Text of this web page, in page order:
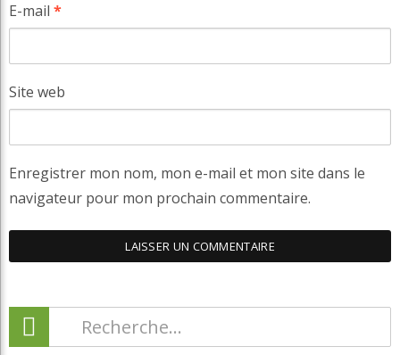
E-mail *
Site web
Enregistrer mon nom, mon e-mail et mon site dans le
navigateur pour mon prochain commentaire.